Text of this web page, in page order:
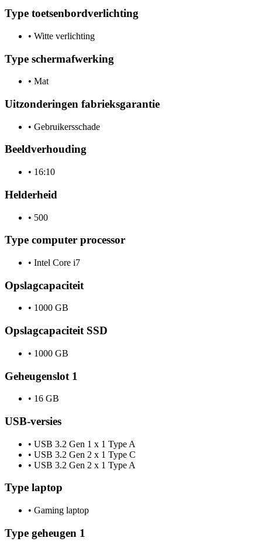
Type toetsenbordverlichting
• Witte verlichting
Type schermafwerking
• Mat
Uitzonderingen fabrieksgarantie
• Gebruikersschade
Beeldverhouding
• 16:10
Helderheid
• 500
Type computer processor
• Intel Core i7
Opslagcapaciteit
• 1000 GB
Opslagcapaciteit SSD
• 1000 GB
Geheugenslot 1
• 16 GB
USB-versies
• USB 3.2 Gen 1 x 1 Type A
• USB 3.2 Gen 2 x 1 Type C
• USB 3.2 Gen 2 x 1 Type A
Type laptop
• Gaming laptop
Type geheugen 1